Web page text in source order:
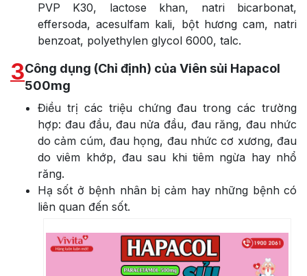
PVP K30, lactose khan, natri bicarbonat,
effersoda, acesulfam kali, bột hương cam, natri
benzoat, polyethylen glycol 6000, talc.
3Công dụng (Chỉ định) của Viên sủi Hapacol
500mg
Điều trị các triệu chứng đau trong các trường
hợp: đau đầu, đau nửa đầu, đau răng, đau nhức
do cảm cúm, đau họng, đau nhức cơ xương, đau
do viêm khớp, đau sau khi tiêm ngừa hay nhổ
răng.
Hạ sốt ở bệnh nhân bị cảm hay những bệnh có
liên quan đến sốt.